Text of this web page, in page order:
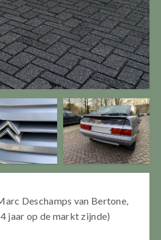
Deschamps van Bertone,
jaar op de markt zijnde)